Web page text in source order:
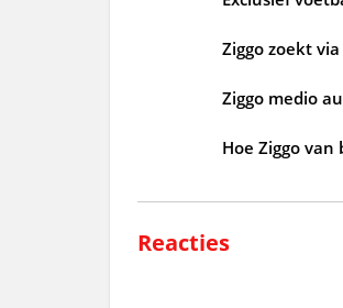
Ziggo zoekt
Ziggo medio
Hoe Ziggo
Reacties